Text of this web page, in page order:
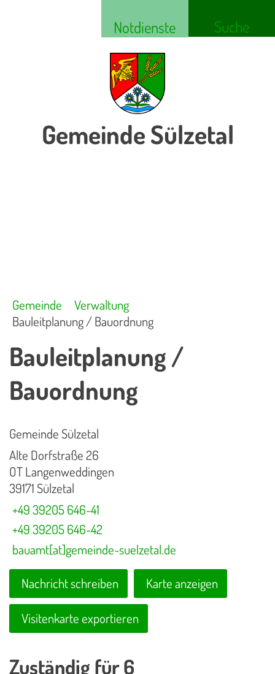
Notdienste Suche
Gemeinde Sülzetal
Gemeinde
Verwaltung
Bauleitplanung / Bauordnung
Bauleitplanung /
Bauordnung
Gemeinde Sülzetal
Alte Dorfstraße 26
OT Langenweddingen
39171 Sülzetal
+49 39205 646-41
+49 39205 646-42
bauamt[at]gemeinde-suelzetal.de
Nachricht schreiben Karte anzeigen
Visitenkarte exportieren
Zuständig für 6